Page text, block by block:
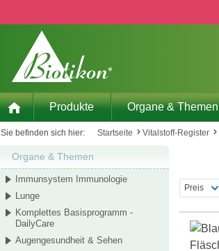
Produkte Organe & Themen
Sie befinden sich hier: Startseite Vitalstoff-Register
Organe & Themen
Immunsystem Immunologie
Lunge
Komplettes Basisprogramm -
DailyCare
Augengesundheit & Sehen
Preis